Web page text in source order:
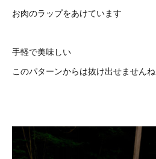
お肉のラップをあけています
手軽で美味しい
このパターンからは抜け出せませんね